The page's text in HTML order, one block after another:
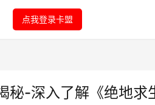
点我登录卡盟
秘-深入了解《绝地求